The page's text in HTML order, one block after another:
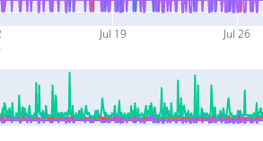
Jul 19 Jul 26